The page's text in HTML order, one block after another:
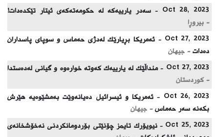
Oct 28, 2023 -
سەدر یارییەکە لە حکومەتەکەی ئیتار تێکدەدات!
- بیروڕا
Oct 27, 2023 -
ئەمریكا بڕیارێك لەدژی حەماس و سوپای پاسداران
دەدات - جیهان
Oct 27, 2023 -
منداڵێك لە یارییەك كەوتە خوارەوە و گیانی لەدەستدا
- كوردستان
Oct 26, 2023 -
ئه‌مریكا و ئیسرائیل ده‌یانه‌وێت به‌مشێوه‌یه‌ هێرش
بكه‌نه‌ سه‌ر حه‌ماس - جیهان
Oct 25, 2023 -
نیویۆرك تایمز چۆنێتی‌ بۆردومانكردنی‌ نه‌خۆشخانه‌ی